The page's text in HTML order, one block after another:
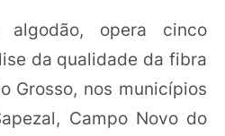
opera cinco
da qualidade da fibra
Grosso, nos municípios
Campo Novo do